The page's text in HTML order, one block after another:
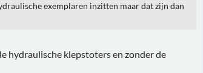
exemplaren inzitten maar dat zijn dan
hydraulische klepstoters en zonder de